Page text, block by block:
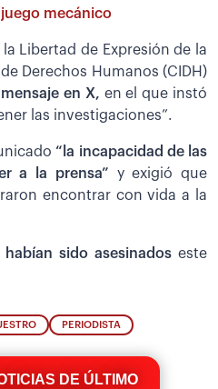
mecánico
Libertad de Expresión de la
Derechos Humanos (CIDH)
en X, en el que instó
las investigaciones”.
“la incapacidad de las
a la prensa” y exigió que
encontrar con vida a la
sido asesinadoseste
PERIODISTA
DE ÚLTIMO